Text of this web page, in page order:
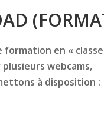
en «
webcams,
à disposition :